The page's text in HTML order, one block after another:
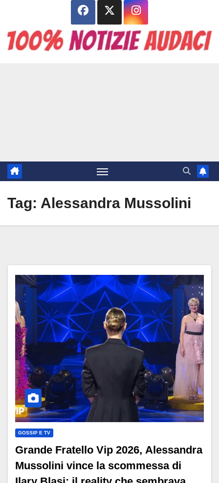
contenuto
Tag: Alessandra Mussolini
GOSSIP E TV
Grande Fratello Vip 2026, Alessandra
Mussolini vince la scommessa di